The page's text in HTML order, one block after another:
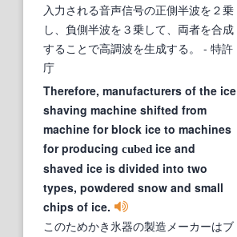
入力される音声信号の正側半波を２乗
し、負側半波を３乗して、両者を合成
することで高調波を生成する。
- 特許
庁
Therefore, manufacturers of the ice
shaving machine shifted from
machine for block ice to machines
for producing cubed ice and
shaved ice is divided into two
types, powdered snow and small
chips of ice.
このためかき氷器の製造メーカーはブ